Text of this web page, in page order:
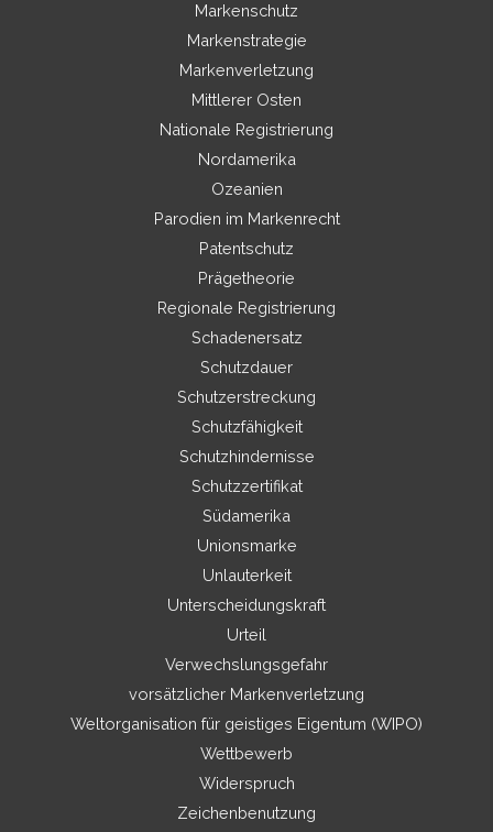
Markenschutz
Markenstrategie
Markenverletzung
Mittlerer Osten
Nationale Registrierung
Nordamerika
Ozeanien
Parodien im Markenrecht
Patentschutz
Prägetheorie
Regionale Registrierung
Schadenersatz
Schutzdauer
Schutzerstreckung
Schutzfähigkeit
Schutzhindernisse
Schutzzertifikat
Südamerika
Unionsmarke
Unlauterkeit
Unterscheidungskraft
Urteil
Verwechslungsgefahr
vorsätzlicher Markenverletzung
Weltorganisation für geistiges Eigentum (WIPO)
Wettbewerb
Widerspruch
Zeichenbenutzung